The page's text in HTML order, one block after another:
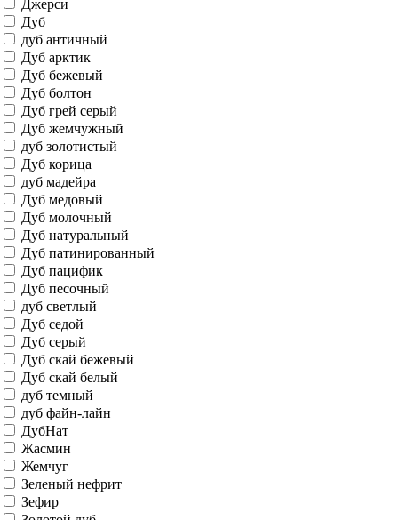
Ral 9001
Ral 9003
Ral 9010
Real Oak
Riviera Ice
Sand Vellum
Scansom Oak
Silver Gray
Slate Art
Snow Art
Snow Melinga
Sonoma Wood
Stone Oak
Stormy Silk